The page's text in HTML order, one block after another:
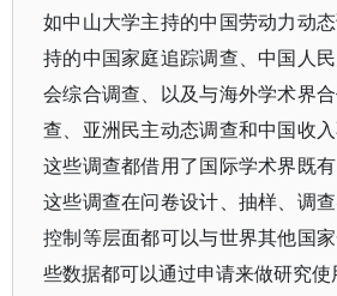
如中山大学主持的中国劳动力动
持的中国家庭追踪调查、中国人
会综合调查、以及与海外学术界
查、亚洲民主动态调查和中国收入
这些调查都借用了国际学术界既
这些调查在问卷设计、抽样、调
控制等层面都可以与世界其他国
些数据都可以通过申请来做研究使